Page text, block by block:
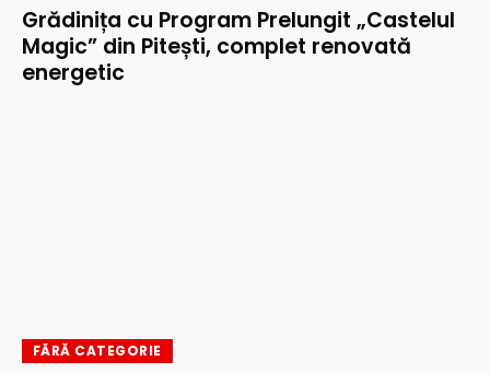
Grădinița cu Program Prelungit „Castelul
Magic” din Pitești, complet renovată
energetic
FĂRĂ CATEGORIE